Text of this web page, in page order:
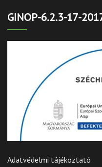
GINOP-6.2.3-17-
Adatvédelmi tájékoztató